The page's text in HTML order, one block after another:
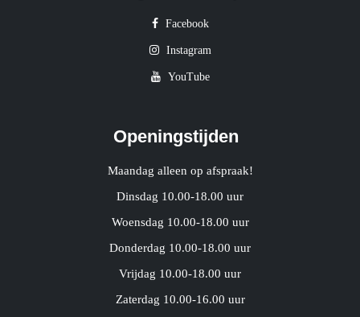
Facebook
Instagram
YouTube
Openingstijden
Maandag alleen op afspraak!
Dinsdag 10.00-18.00 uur
Woensdag 10.00-18.00 uur
Donderdag 10.00-18.00 uur
Vrijdag 10.00-18.00 uur
Zaterdag 10.00-16.00 uur